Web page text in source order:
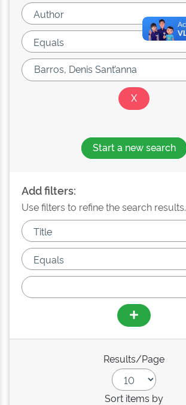
Start a new search
Add filters:
Use filters to refine the search results.
Results/Page
Sort items by